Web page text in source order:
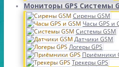
Мониторы GPS Системы
Сирены GSM
Часы GPS и
Системы GSM
Датчики GSM
Логеры GPS
Приёмники
Трекеры GPS